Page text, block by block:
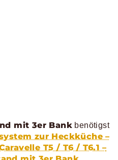
mit 3er Bank benötigst
zur Heckküche –
T5 / T6 / T6.1 –